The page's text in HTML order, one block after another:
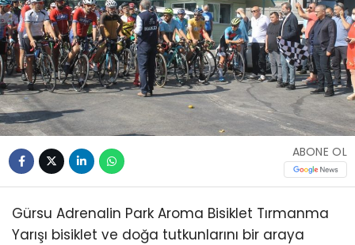
ABONE OL
Gürsu Adrenalin Park Aroma Bisiklet Tırmanma
Yarışı bisiklet ve doğa tutkunlarını bir araya